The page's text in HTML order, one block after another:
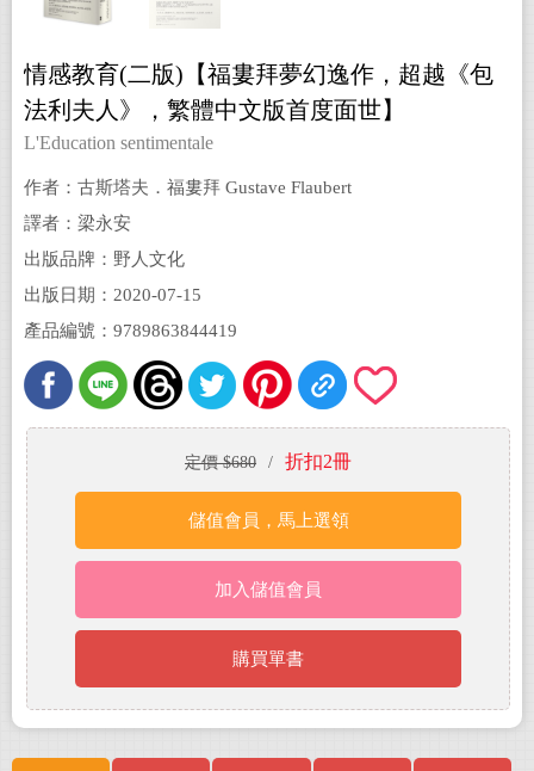
情感教育(二版)【福婁拜夢幻逸作，超越《包
法利夫人》，繁體中文版首度面世】
L'Education sentimentale
作者：古斯塔夫．福婁拜 Gustave Flaubert
譯者：梁永安
出版品牌：野人文化
出版日期：2020-07-15
產品編號：9789863844419
定價 $680 / 折扣2冊
儲值會員，馬上選領
加入儲值會員
購買單書